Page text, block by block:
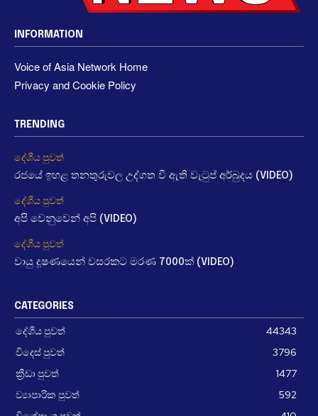
INFORMATION
Voice of Asia Network Home
Privacy and Cookie Policy
TRENDING
දේශීය පුවත්
රජයේ ඉහළ තනතුරුවල උද්ගත වී ඇති වැටුප් අර්බුදය (VIDEO)
දේශීය පුවත්
අපි වෙනුවෙන් අපි (VIDEO)
දේශීය පුවත්
වායු දූෂණයෙන් වසරකට මරණ 7000ක් (VIDEO)
CATEGORIES
දේශීය පුවත්
44343
විදෙස් පුවත්
3796
ක්‍රීඩා පුවත්
1477
ව්‍යාපාරික පුවත්
592